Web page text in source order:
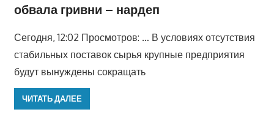
обвала гривни – нардеп
Сегодня, 12:02 Просмотров: … В условиях отсутствия
стабильных поставок сырья крупные предприятия
будут вынуждены сокращать
ЧИТАТЬ ДАЛЕЕ